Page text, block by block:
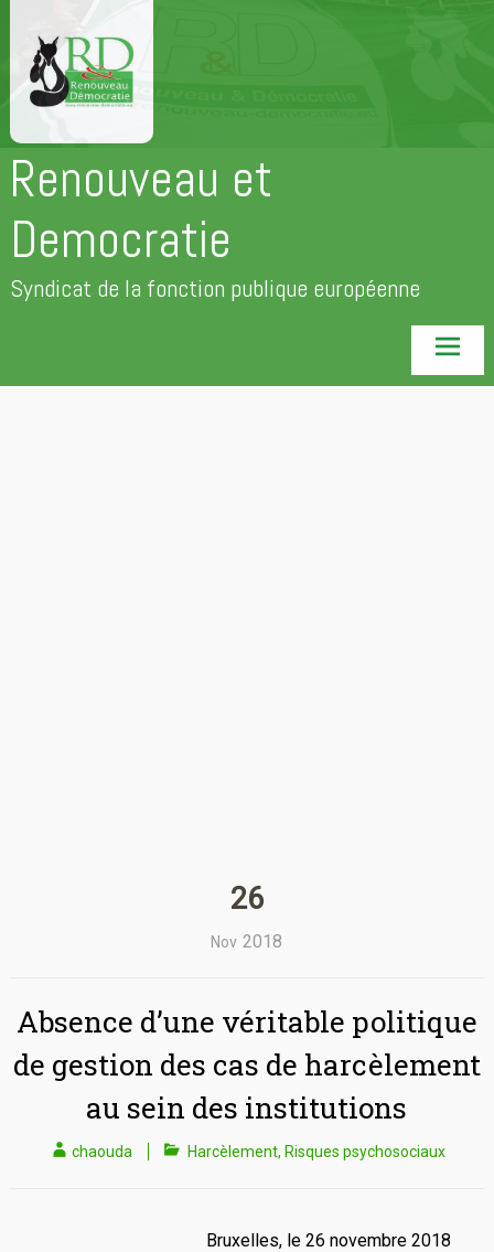
contenu
principal
Renouveau et
Democratie
Syndicat de la fonction publique européenne
26
Nov 2018
Absence d’une véritable politique
de gestion des cas de harcèlement
au sein des institutions
chaouda Harcèlement, Risques psychosociaux
Bruxelles, le 26 novembre 2018